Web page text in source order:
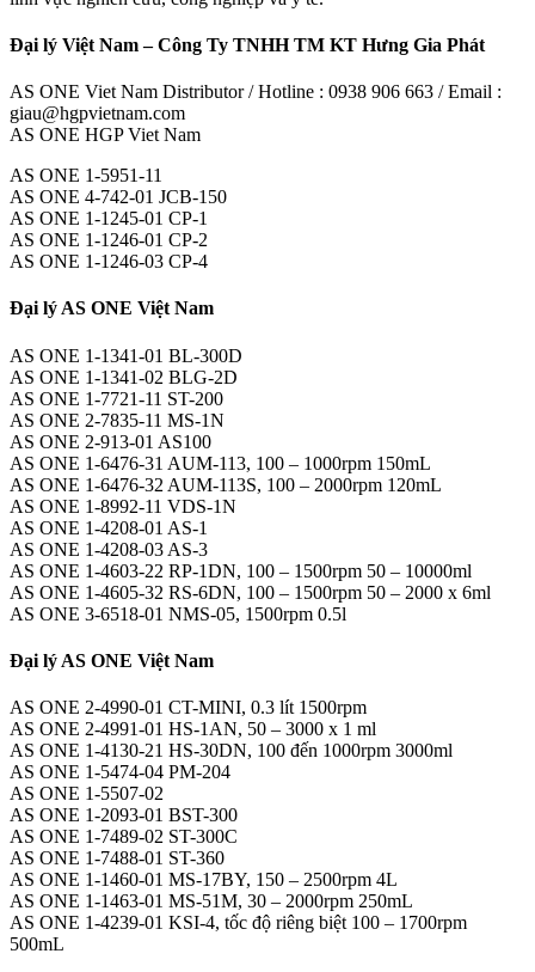
Đại lý Việt Nam – Công Ty TNHH TM KT Hưng Gia Phát
AS ONE Viet Nam Distributor / Hotline : 0938 906 663 / Email :
giau@hgpvietnam.com
AS ONE HGP Viet Nam
AS ONE 1-5951-11
AS ONE 4-742-01 JCB-150
AS ONE 1-1245-01 CP-1
AS ONE 1-1246-01 CP-2
AS ONE 1-1246-03 CP-4
Đại lý AS ONE Việt Nam
AS ONE 1-1341-01 BL-300D
AS ONE 1-1341-02 BLG-2D
AS ONE 1-7721-11 ST-200
AS ONE 2-7835-11 MS-1N
AS ONE 2-913-01 AS100
AS ONE 1-6476-31 AUM-113, 100 – 1000rpm 150mL
AS ONE 1-6476-32 AUM-113S, 100 – 2000rpm 120mL
AS ONE 1-8992-11 VDS-1N
AS ONE 1-4208-01 AS-1
AS ONE 1-4208-03 AS-3
AS ONE 1-4603-22 RP-1DN, 100 – 1500rpm 50 – 10000ml
AS ONE 1-4605-32 RS-6DN, 100 – 1500rpm 50 – 2000 x 6ml
AS ONE 3-6518-01 NMS-05, 1500rpm 0.5l
Đại lý AS ONE Việt Nam
AS ONE 2-4990-01 CT-MINI, 0.3 lít 1500rpm
AS ONE 2-4991-01 HS-1AN, 50 – 3000 x 1 ml
AS ONE 1-4130-21 HS-30DN, 100 đến 1000rpm 3000ml
AS ONE 1-5474-04 PM-204
AS ONE 1-5507-02
AS ONE 1-2093-01 BST-300
AS ONE 1-7489-02 ST-300C
AS ONE 1-7488-01 ST-360
AS ONE 1-1460-01 MS-17BY, 150 – 2500rpm 4L
AS ONE 1-1463-01 MS-51M, 30 – 2000rpm 250mL
AS ONE 1-4239-01 KSI-4, tốc độ riêng biệt 100 – 1700rpm
500mL